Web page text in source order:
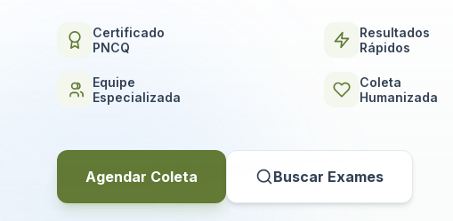
Certificado
PNCQ
Resultados
Rápidos
Equipe
Especializada
Coleta
Humanizada
Agendar Coleta Buscar Exames